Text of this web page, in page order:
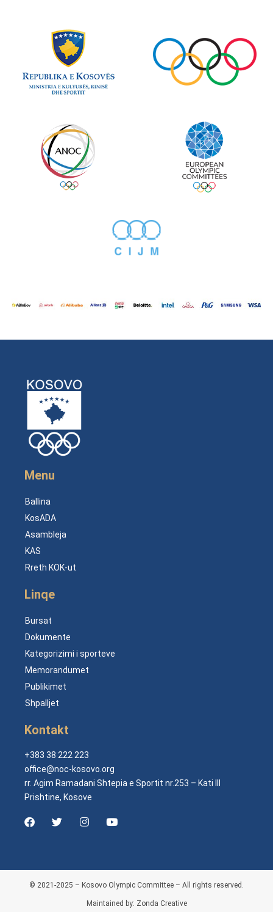
Menu
Ballina
KosADA
Asambleja
KAS
Rreth KOK-ut
Linqe
Bursat
Dokumente
Kategorizimi i sporteve
Memorandumet
Publikimet
Shpalljet
Kontakt
+383 38 222 223
office@noc-kosovo.org
rr. Agim Ramadani Shtepia e Sportit nr.253 – Kati III
Prishtine, Kosove
© 2021-2025 – Kosovo Olympic Committee – All rights reserved.
Maintained by: Zonda Creative